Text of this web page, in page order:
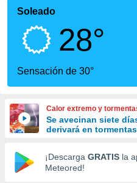
por
que se
calidad.
a este
las
y
forma
digital
basada
Soleado
28°
Sensación de 30°
Calor extremo y
Se avecinan siete
derivará en
¡Descarga GRATIS la
Meteored!